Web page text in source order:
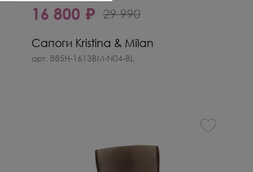
16 800 ₽ 29 990
Сапоги Kristina & Milan
арт. 885H-1613BM-N04-BL